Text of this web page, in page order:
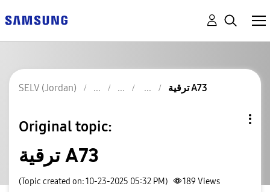
SELV (Jordan) ترقية A73
Original topic:
ترقية A73
(Topic created on: 10-23-2025 05:32 PM) 189 Views